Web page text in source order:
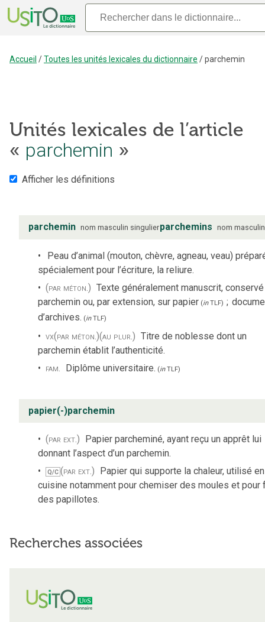
Accueil /Toutes les unités lexicales du dictionnaire /parchemin
Unités lexicales de l’article
« parchemin »
Afficher les définitions
parchemin nom masculin singulierparchemins nom masculin
Peau d’animal (mouton, chèvre, agneau, veau)
spécialement pour l’écriture, la reliure.
(par méton.) Texte généralement manuscrit,
parchemin ou, par extension, sur papier (inTLF) ;
d’archives. (inTLF)
vx(par méton.)(au plur.) Titre de noblesse dont un
parchemin établit l’authenticité.
fam. Diplôme universitaire. (inTLF)
papier(-)parchemin
(par ext.) Papier parcheminé, ayant reçu un apprêt lui
donnant l’aspect d’un parchemin.
Q/C (par ext.) Papier qui supporte la chaleur, utilisé en
cuisine notamment pour chemiser des moules et pour
des papillotes.
Recherches associées